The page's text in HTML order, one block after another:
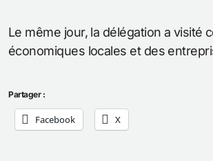
Le même jour, la délégation a visité
économiques locales et des
Partager :
Facebook X